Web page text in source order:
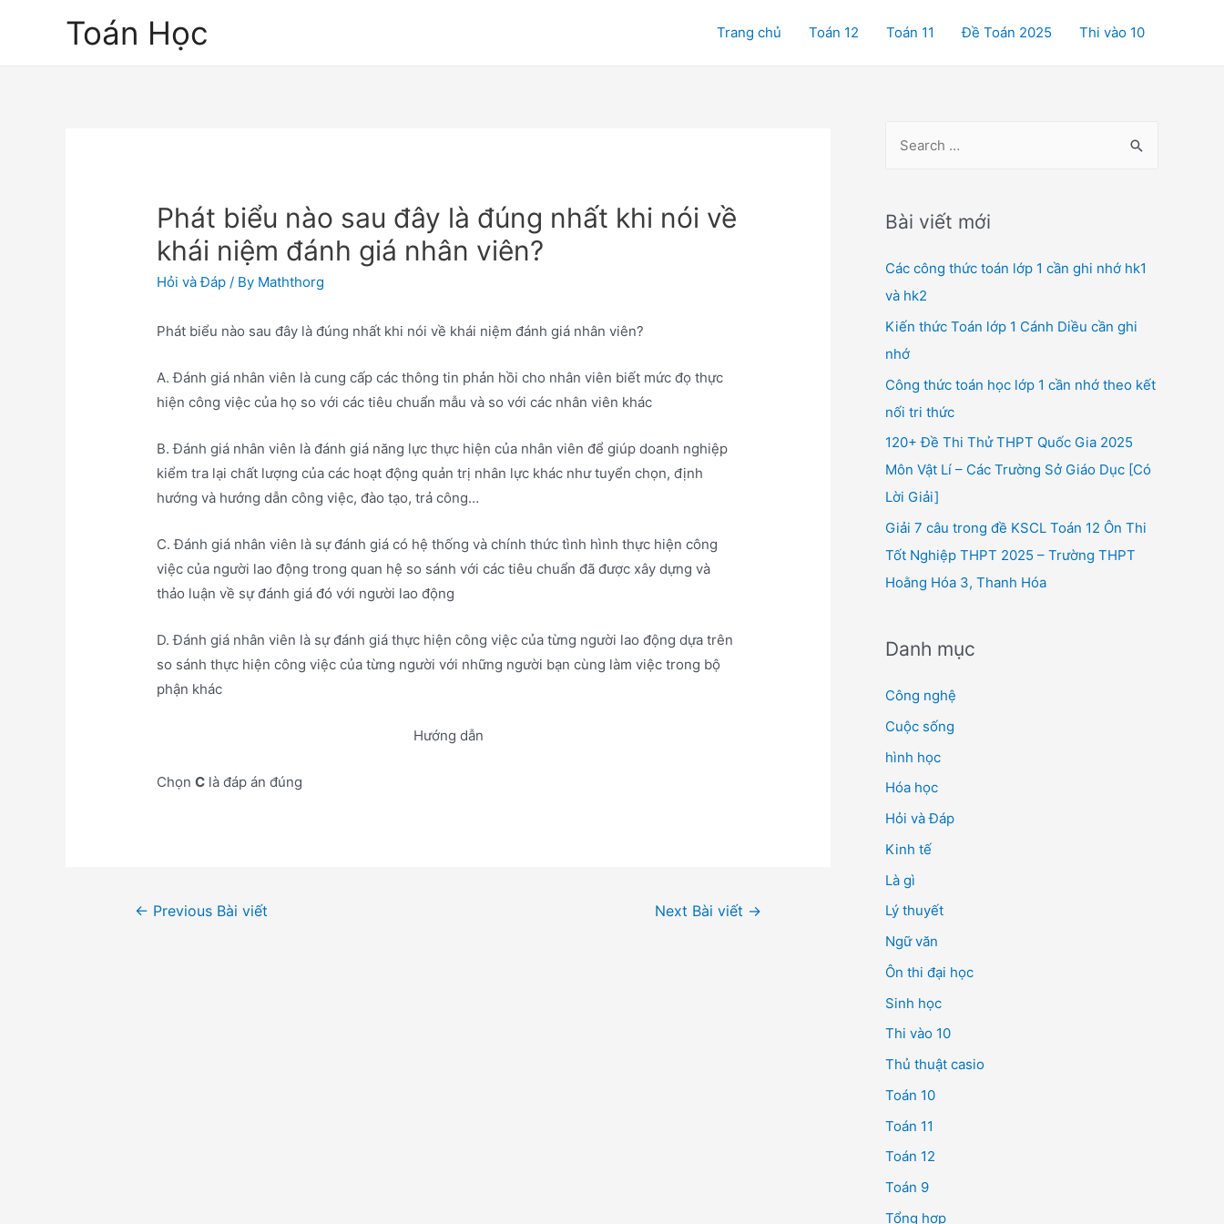
Toán Học Trang chủ Toán 12 Toán 11 Đề Toán 2025 Thi vào 10
Phát biểu nào sau đây là đúng nhất khi nói về
khái niệm đánh giá nhân viên?
Hỏi và Đáp / By Maththorg
Phát biểu nào sau đây là đúng nhất khi nói về khái niệm đánh giá nhân viên?
A. Đánh giá nhân viên là cung cấp các thông tin phản hồi cho nhân viên biết mức đọ thực
hiện công việc của họ so với các tiêu chuẩn mẫu và so với các nhân viên khác
B. Đánh giá nhân viên là đánh giá năng lực thực hiện của nhân viên để giúp doanh nghiệp
kiểm tra lại chất lượng của các hoạt động quản trị nhân lực khác như tuyển chọn, định
hướng và hướng dẫn công việc, đào tạo, trả công…
C. Đánh giá nhân viên là sự đánh giá có hệ thống và chính thức tình hình thực hiện công
việc của người lao động trong quan hệ so sánh với các tiêu chuẩn đã được xây dựng và
thảo luận về sự đánh giá đó với người lao động
D. Đánh giá nhân viên là sự đánh giá thực hiện công việc của từng người lao động dựa trên
so sánh thực hiện công việc của từng người với những người bạn cùng làm việc trong bộ
phận khác
Hướng dẫn
ChọnC là đáp án đúng
Điều← Previous Bài viết Next Bài viết →
r
h
f
o
r
:
Bài viết mới
Các công thức toán lớp 1 cần ghi nhớ hk1
và hk2
Kiến thức Toán lớp 1 Cánh Diều cần ghi
nhớ
Công thức toán học lớp 1 cần nhớ theo kết
nối tri thức
120+ Đề Thi Thử THPT Quốc Gia 2025
Môn Vật Lí – Các Trường Sở Giáo Dục [Có
Lời Giải]
Giải 7 câu trong đề KSCL Toán 12 Ôn Thi
Tốt Nghiệp THPT 2025 – Trường THPT
Hoằng Hóa 3, Thanh Hóa
Danh mục
Công nghệ
Cuộc sống
hình học
Hóa học
Hỏi và Đáp
Kinh tế
Là gì
Lý thuyết
Ngữ văn
Ôn thi đại học
Sinh học
Thi vào 10
Thủ thuật casio
Toán 10
Toán 11
Toán 12
Toán 9
Tổng hợp